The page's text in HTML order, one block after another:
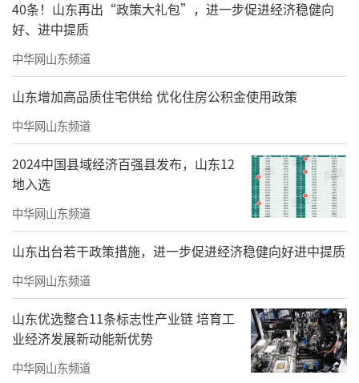
对传统的旅游淡季，潍坊是如何设计和推广研
学旅游产品的？
李国涛答：
40条！山东再出“政策大礼包”，进一步促进经济稳健向
好、进中提质
中华网山东频道
山东增加高品质住宅供给 优化住房公积金使用政策
中华网山东频道
2024中国县域经济百强县发布，山东12
地入选
中华网山东频道
山东出台若干政策措施，进一步促进经济稳健向好进中提质
中华网山东频道
山东优选整合11条标志性产业链 培育工
业经济发展新动能新优势
中华网山东频道